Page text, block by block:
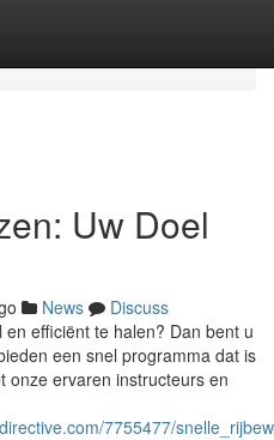
Uw Doel
News
Discuss
efficiënt te halen? Dan bent u
een snel programma dat is
onze ervaren instructeurs en
7755477/